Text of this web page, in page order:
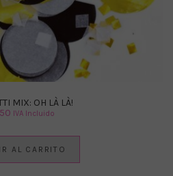
MIX: OH LÀ LÀ!
IVA Incluido
AL CARRITO